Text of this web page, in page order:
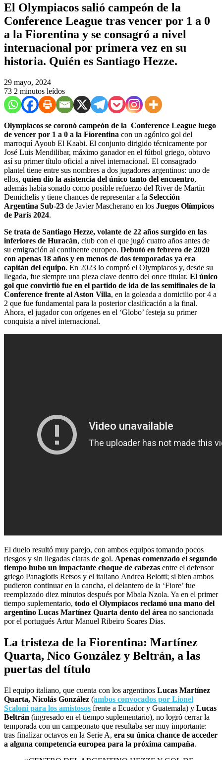
El Olympiacos salió campeón de la
Conference League tras vencer por 1 a 0
a la Fiorentina y se consagró a nivel
internacional por primera vez en su
historia. Quién es Santiago Hezze.
29 mayo, 2024
73 2 minutos leídos
Olympiacos se coronó campeón de la Conference League luego
de vencer por 1 a 0 a la Fiorentina con un agónico gol del
marroquí Ayoub El Kaabi. El conjunto dirigido técnicamente por
José Luis Mendilibar, máximo ganador en el fútbol griego, obtuvo
así su primer título oficial a nivel internacional. El consagrado
plantel tiene entre sus nombres a dos jugadores argentinos: uno de
ellos, quien dio la asistencia del único tanto del encuentro,
además había sonado como posible refuerzo del River de Martín
Demichelis y tiene chances de representar a la Selección
Argentina Sub-23 de Javier Mascherano en los Juegos Olímpicos
de París 2024.
Se trata de Santiago Hezze, volante de 22 años surgido en las
inferiores de Huracán, club con el que jugó cuatro años antes de
su emigración al continente europeo. Debutó en febrero de 2020
con apenas 18 años y en menos de dos temporadas ya era
capitán del equipo. En 2023 lo compró el Olympiacos y, desde su
llegada, fue siempre una pieza clave dentro del once titular. El único
gol que convirtió fue en el partido de ida de las semifinales de la
Conference frente al Aston Villa, en la goleada a domicilio por 4 a
2 que fue fundamental para la posterior clasificación a la final.
Ahora, el jugador con orígenes en el ‘Globo’ festeja su primer
conquista a nivel internacional.
El duelo resultó muy parejo, con ambos equipos tomando pocos
riesgos y sin llegadas claras de gol. Apenas comenzado el segundo
tiempo hubo un impactante choque de cabezas entre el defensor
griego Panagiotis Retsos y el italiano Andrea Belotti; si bien ambos
pudieron continuar en la cancha, el delantero de la ‘Fiore’ fue
reemplazado diez minutos después por Mbala Nzola. Ya en el primer
tiempo suplementario, todo el Olympiacos reclamó una mano del
argentino Lucas Martínez Quarta dento del área no sancionada
por el portugués Artur Manuel Ribeiro Soares Dias.
La tristeza de la Fiorentina: Martínez
Quarta, Nico González y Beltrán, a las
puertas del título
El equipo italiano, que cuenta con los argentinos Lucas Martínez
Quarta, Nicolás González (ambos convocados por Lionel
Scaloni para los amistosos frente a Ecuador y Guatemala) y Lucas
Beltrán (ingresado en el tiempo suplementario), no logró cerrar la
temporada con un campeonato que resultaba ser muy importante:
tras finalizar octavos en la Serie A, era su única chance de acceder
a alguna competencia europea para la próxima campaña.